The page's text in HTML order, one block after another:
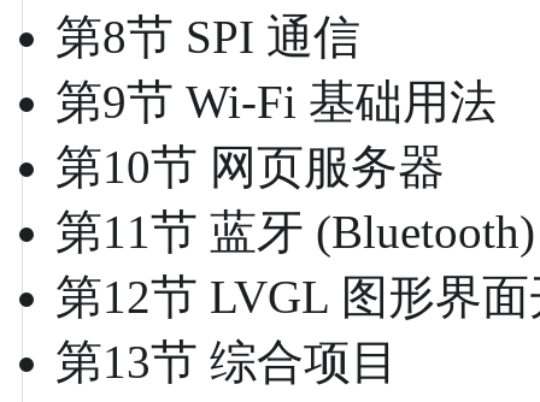
第8节 SPI 通信
第9节 Wi-Fi 基础用法
第10节 网页服务器
第11节 蓝牙 (Bluetooth)
第12节 LVGL 图形界
第13节 综合项目